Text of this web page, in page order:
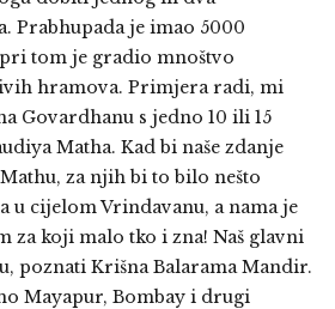
Prabhupada je imao 5000
pri tom je gradio mnoštvo
hramova. Primjera radi, mi
Govardhanu s jedno 10 ili 15
Matha. Kad bi naše zdanje
za njih bi to bilo nešto
u cijelom Vrindavanu, a nama je
za koji malo tko i zna! Naš glavni
poznati Krišna Balarama Mandir.
Mayapur, Bombay i drugi